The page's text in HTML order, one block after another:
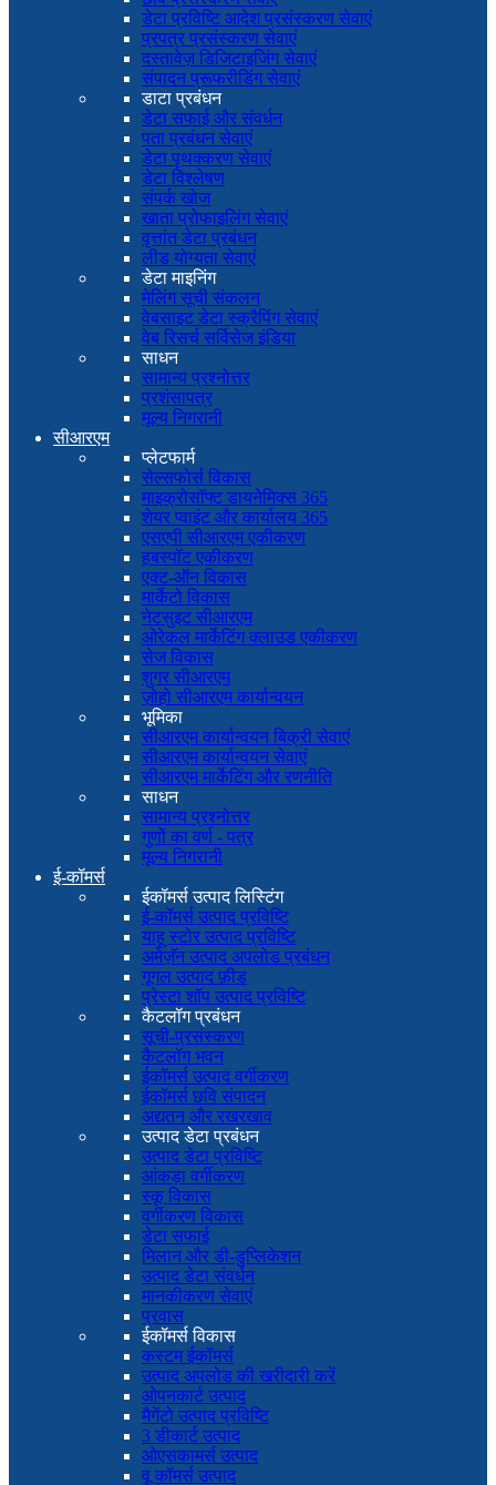
डेटा प्रविष्टि आदेश प्रसंस्करण सेवाएं
प्रपत्र प्रसंस्करण सेवाएं
दस्तावेज़ डिजिटाइजिंग सेवाएं
संपादन प्रूफरीडिंग सेवाएं
डाटा प्रबंधन
डेटा सफाई और संवर्धन
पता प्रबंधन सेवाएं
डेटा पृथक्करण सेवाएं
डेटा विश्लेषण
संपर्क खोज
खाता प्रोफाइलिंग सेवाएं
वृत्तांत डेटा प्रबंधन
लीड योग्यता सेवाएं
डेटा माइनिंग
मेलिंग सूची संकलन
वेबसाइट डेटा स्क्रैपिंग सेवाएं
वेब रिसर्च सर्विसेज इंडिया
साधन
सामान्य प्रश्नोत्तर
प्रशंसापत्र
मूल्य निगरानी
सीआरएम
प्लेटफार्म
सेल्सफोर्स विकास
माइक्रोसॉफ्ट डायनेमिक्स 365
शेयर प्वाइंट और कार्यालय 365
एसएपी सीआरएम एकीकरण
हबस्पॉट एकीकरण
एक्ट-ऑन विकास
मार्केटो विकास
नेटसुइट सीआरएम
ओरेकल मार्केटिंग क्लाउड एकीकरण
सेज विकास
शुगर सीआरएम
ज़ोहो सीआरएम कार्यान्वयन
भूमिका
सीआरएम कार्यान्वयन बिक्री सेवाएं
सीआरएम कार्यान्वयन सेवाएं
सीआरएम मार्केटिंग और रणनीति
साधन
सामान्य प्रश्नोत्तर
गुणों का वर्ण - पत्र
मूल्य निगरानी
ई-कॉमर्स
ईकॉमर्स उत्पाद लिस्टिंग
ई-कॉमर्स उत्पाद प्रविष्टि
याहू स्टोर उत्पाद प्रविष्टि
अमेज़ॅन उत्पाद अपलोड प्रबंधन
गूगल उत्पाद फ़ीड
प्रेस्टा शॉप उत्पाद प्रविष्टि
कैटलॉग प्रबंधन
सूची-प्रसंस्करण
कैटलॉग भवन
ईकॉमर्स उत्पाद वर्गीकरण
ईकॉमर्स छवि संपादन
अद्यतन और रखरखाव
उत्पाद डेटा प्रबंधन
उत्पाद डेटा प्रविष्टि
आंकड़ा वर्गीकरण
स्कू विकास
वर्गीकरण विकास
डेटा सफाई
मिलान और डी-डुप्लिकेशन
उत्पाद डेटा संवर्धन
मानकीकरण सेवाएं
प्रवास
ईकॉमर्स विकास
कस्टम ईकॉमर्स
उत्पाद अपलोड की खरीदारी करें
ओपनकार्ट उत्पाद
मैगेंटो उत्पाद प्रविष्टि
3 डीकार्ट उत्पाद
ओएसकामर्स उत्पाद
वू कॉमर्स उत्पाद